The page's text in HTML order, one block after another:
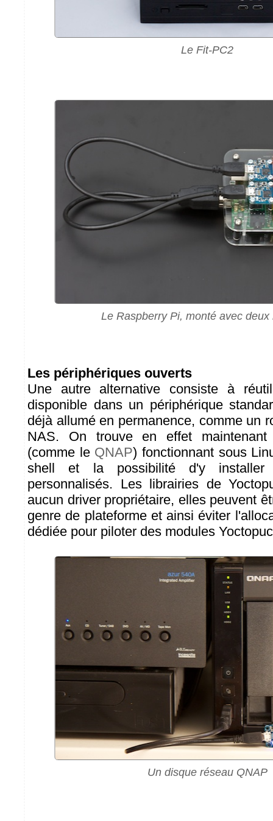
Le Fit-PC2
Le Raspberry Pi, monté avec deux
Les périphériques ouverts
Une autre alternative consiste à
disponible dans un périphérique
déjà allumé en permanence, comme un
NAS. On trouve en effet
(comme le QNAP) fonctionnant sous
shell et la possibilité d'y installer
personnalisés. Les librairies de
aucun driver propriétaire, elles peuvent
genre de plateforme et ainsi éviter
dédiée pour piloter des modules
Un disque réseau QNAP